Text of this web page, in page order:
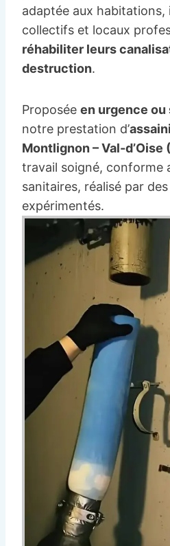
adaptée aux habitations,
collectifs et locaux
réhabiliter leurs
destruction.
Proposée en urgence
notre prestation d’
Montlignon – Val-d’Oise
travail soigné, conforme
sanitaires, réalisé par
expérimentés.